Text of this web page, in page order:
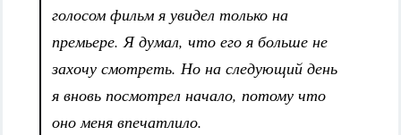
голосом фильм я увидел только на
премьере. Я думал, что его я больше не
захочу смотреть. Но на следующий день
я вновь посмотрел начало, потому что
оно меня впечатлило.